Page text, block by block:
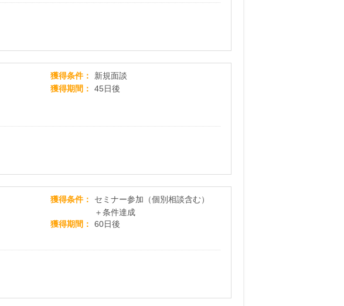
獲得条件
新規面談
獲得期間
45日後
獲得条件
セミナー参加（個別相談含む）
＋条件達成
獲得期間
60日後